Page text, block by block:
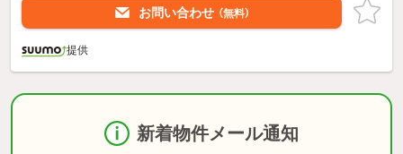
お問い合わせ （無料）
提供
新着物件メール通知